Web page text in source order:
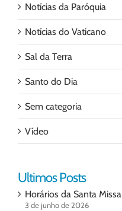
Notícias da Paróquia
Notícias do Vaticano
Sal da Terra
Santo do Dia
Sem categoria
Vídeo
Ultimos Posts
Horários da Santa Missa
3 de junho de 2026